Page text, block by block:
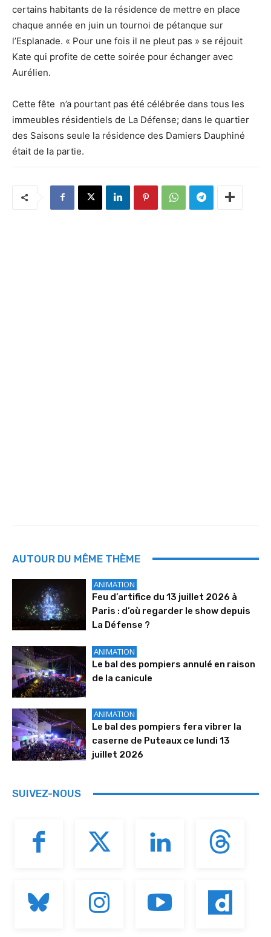
certains habitants de la résidence de mettre en place
chaque année en juin un tournoi de pétanque sur
l’Esplanade. « Pour une fois il ne pleut pas » se réjouit
Kate qui profite de cette soirée pour échanger avec
Aurélien.
Cette fête n’a pourtant pas été célébrée dans tous les
immeubles résidentiels de La Défense; dans le quartier
des Saisons seule la résidence des Damiers Dauphiné
était de la partie.
AUTOUR DU MÊME THÈME
ANIMATION
Feu d’artifice du 13 juillet 2026 à
Paris : d’où regarder le show depuis
La Défense ?
ANIMATION
Le bal des pompiers annulé en raison
de la canicule
ANIMATION
Le bal des pompiers fera vibrer la
caserne de Puteaux ce lundi 13
juillet 2026
SUIVEZ-NOUS